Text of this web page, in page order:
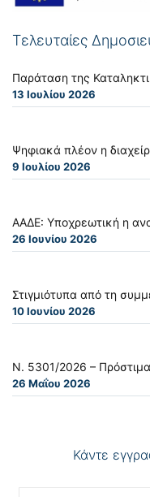
Τελευταίες
Παράταση της
13 Ιουλίου 2026
Ψηφιακά πλέον η
9 Ιουλίου 2026
ΑΑΔΕ: Υποχρεωτική η
26 Ιουνίου 2026
Στιγμιότυπα από τη
10 Ιουνίου 2026
Ν. 5301/2026 –
26 Μαΐου 2026
Κάντε